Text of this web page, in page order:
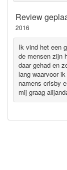
Review
2016
Ik vind het een
de mensen zijn
daar gehad en
lang waarvoor
namens crisby
mij graag